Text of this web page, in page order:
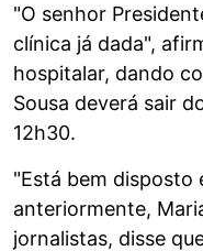
"O senhor
clínica já dada",
hospitalar, dando
Sousa deverá sair
12h30.
"Está bem disposto
anteriormente,
jornalistas, disse